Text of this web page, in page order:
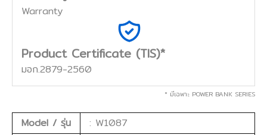
Warranty
Product Certificate (TIS)*
มอก.2879-2560
* มีเฉพาะ POWER BANK SERIES
Model / รุ่น
: W1087